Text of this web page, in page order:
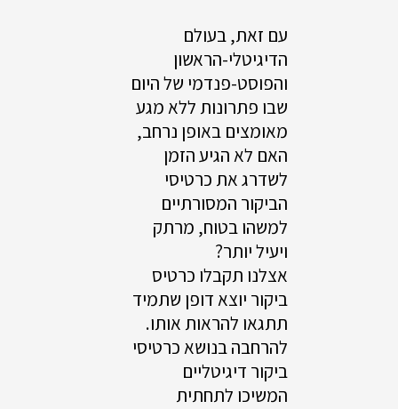
עם זאת, בעולם
הדיגיטלי-הראשון
והפוסט-פנדמי של היום
שבו פתרונות ללא מגע
מאומצים באופן נרחב,
האם לא הגיע הזמן
לשדרג את כרטיסי
הביקור המסורתיים
למשהו בטוח, מרתק
ויעיל יותר?
אצלנו תקבלו כרטיס
ביקור יוצא דופן שתמיד
תתגאו להראות אותו.
להרחבה בנושא כרטיסי
ביקור דיגיטליים
המשיכו לתחתית